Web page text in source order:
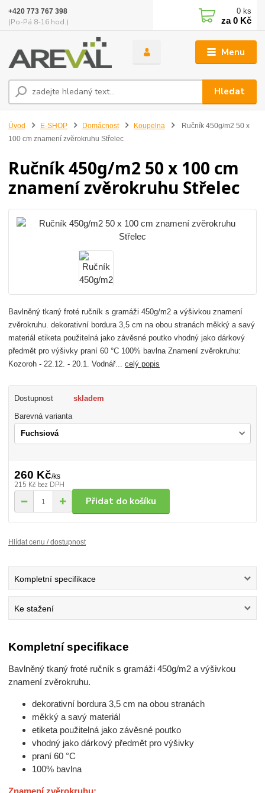
Menu
Hledat
+420 773 767 398
(Po-Pá 8-16 hod.)
0 ks
za0 Kč
Úvod E-SHOP Domácnost Koupelna
Ručník 450g/m2 50 x
100 cm znamení zvěrokruhu Střelec
Ručník 450g/m2 50 x 100 cm
znamení zvěrokruhu Střelec
Bavlněný tkaný froté ručník s gramáži 450g/m2 a výšivkou znamení
zvěrokruhu. dekorativní bordura 3,5 cm na obou stranách měkký a savý
materiál etiketa použitelná jako závěsné poutko vhodný jako dárkový
předmět pro výšivky praní 60 °C 100% bavlna Znamení zvěrokruhu:
Kozoroh - 22.12. - 20.1. Vodnář...celý popis
Dostupnost skladem
Barevná varianta
260 Kč/ks
215 Kč bez DPH
Přidat do košíku
Hlídat cenu / dostupnost
Kompletní specifikace
Ke stažení
Kompletní specifikace
Bavlněný tkaný froté ručník s gramáži 450g/m2 a výšivkou
znamení zvěrokruhu.
dekorativní bordura 3,5 cm na obou stranách
měkký a savý materiál
etiketa použitelná jako závěsné poutko
vhodný jako dárkový předmět pro výšivky
praní 60 °C
100% bavlna